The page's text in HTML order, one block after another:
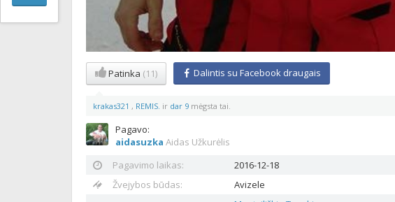
Patinka (11) Dalintis su Facebook draugais
krakas321 , REMIS. ir dar 9 mėgsta tai.
Pagavo:
aidasuzka Aidas Užkurėlis
Pagavimo laikas:
2016-12-18
Žvejybos būdas:
Avizele